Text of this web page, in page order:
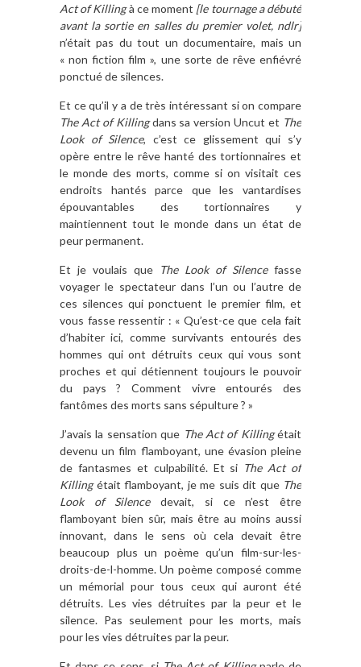
Act of Killingà ce moment [le tournage a débuté
avant la sortie en salles du premier volet, ndlr]
n’était pas du tout un documentaire, mais un
« non fiction film », une sorte de rêve enfiévré
ponctué de silences.
Et ce qu’il y a de très intéressant si on compare
The Act of Killingdans sa version Uncut et The
Look of Silence, c’est ce glissement qui s’y
opère entre le rêve hanté des tortionnaires et
le monde des morts, comme si on visitait ces
endroits hantés parce que les vantardises
épouvantables des tortionnaires y
maintiennent tout le monde dans un état de
peur permanent.
Et je voulais que The Look of Silencefasse
voyager le spectateur dans l’un ou l’autre de
ces silences qui ponctuent le premier film, et
vous fasse ressentir : « Qu’est-ce que cela fait
d’habiter ici, comme survivants entourés des
hommes qui ont détruits ceux qui vous sont
proches et qui détiennent toujours le pouvoir
du pays ? Comment vivre entourés des
fantômes des morts sans sépulture ? »
J’avais la sensation que The Act of Killingétait
devenu un film flamboyant, une évasion pleine
de fantasmes et culpabilité. Et si The Act of
Killingétait flamboyant, je me suis dit que The
Look of Silencedevait, si ce n’est être
flamboyant bien sûr, mais être au moins aussi
innovant, dans le sens où cela devait être
beaucoup plus un poème qu’un film-sur-les-
droits-de-l-homme. Un poème composé comme
un mémorial pour tous ceux qui auront été
détruits. Les vies détruites par la peur et le
silence. Pas seulement pour les morts, mais
pour les vies détruites par la peur.